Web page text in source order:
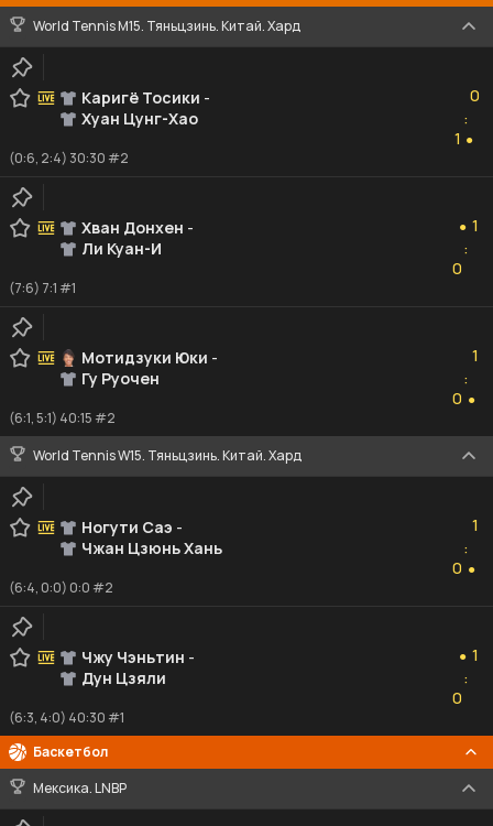
World Tennis M15. Тяньцзинь. Китай. Хард
Каригё Тосики -
Хуан Цунг-Хао
0
:
1 ●
(0:6, 2:4) 30:30 #2
Хван Донхен -
Ли Куан-И
● 1
:
0
(7:6) 7:1 #1
Мотидзуки Юки -
Гу Руочен
1
:
0 ●
(6:1, 5:1) 40:15 #2
World Tennis W15. Тяньцзинь. Китай. Хард
Ногути Саэ -
Чжан Цзюнь Хань
1
:
0 ●
(6:4, 0:0) 0:0 #2
Чжу Чэньтин -
Дун Цзяли
● 1
:
0
(6:3, 4:0) 40:30 #1
Баскетбол
Мексика. LNBP